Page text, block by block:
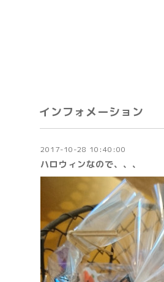
インフォメーション
2017-10-28 10:40:00
ハロウィンなので、、、